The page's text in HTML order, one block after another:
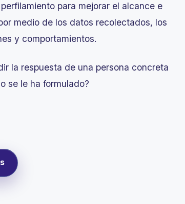
para mejorar el alcance e
medio de los datos recolectados, los
y comportamientos.
la respuesta de una persona concreta
se le ha formulado?